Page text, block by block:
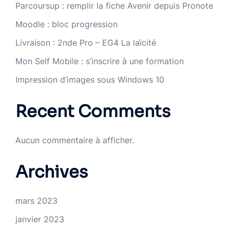
Parcoursup : remplir la fiche Avenir depuis Pronote
Moodle : bloc progression
Livraison : 2nde Pro – EG4 La laïcité
Mon Self Mobile : s’inscrire à une formation
Impression d’images sous Windows 10
Recent Comments
Aucun commentaire à afficher.
Archives
mars 2023
janvier 2023